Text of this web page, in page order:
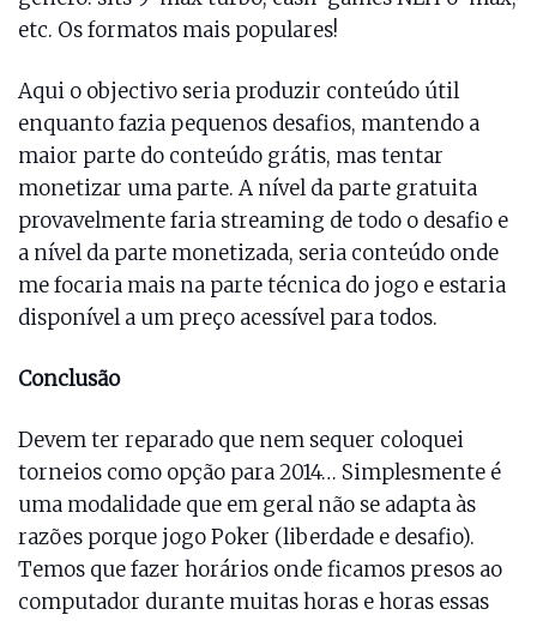
etc. Os formatos mais populares!
Aqui o objectivo seria produzir conteúdo útil
enquanto fazia pequenos desafios, mantendo a
maior parte do conteúdo grátis, mas tentar
monetizar uma parte. A nível da parte gratuita
provavelmente faria streaming de todo o desafio e
a nível da parte monetizada, seria conteúdo onde
me focaria mais na parte técnica do jogo e estaria
disponível a um preço acessível para todos.
Conclusão
Devem ter reparado que nem sequer coloquei
torneios como opção para 2014… Simplesmente é
uma modalidade que em geral não se adapta às
razões porque jogo Poker (liberdade e desafio).
Temos que fazer horários onde ficamos presos ao
computador durante muitas horas e horas essas